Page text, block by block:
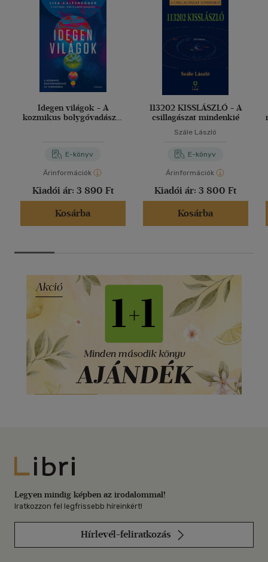
Idegen világok - A
kozmikus bolygóvadászat
E-könyv
Árinformációk
Kiadói ár: 3 890 Ft
Kosárba
113202 KISSLÁSZLÓ - A
csillagászat mindenkié
Szále László
E-könyv
Árinformációk
Kiadói ár: 3 800 Ft
Kosárba
Libri
Legyen mindig képben az irodalommal!
Iratkozzon fel legfrissebb híreinkért!
Hírlevél-feliratkozás